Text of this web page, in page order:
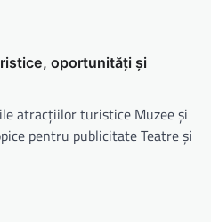
oportunități și
atracțiilor turistice Muzee și
pentru publicitate Teatre și